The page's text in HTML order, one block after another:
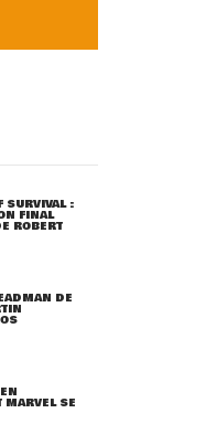
SURVIVAL :
FINAL
ROBERT
DE
MARVEL SE